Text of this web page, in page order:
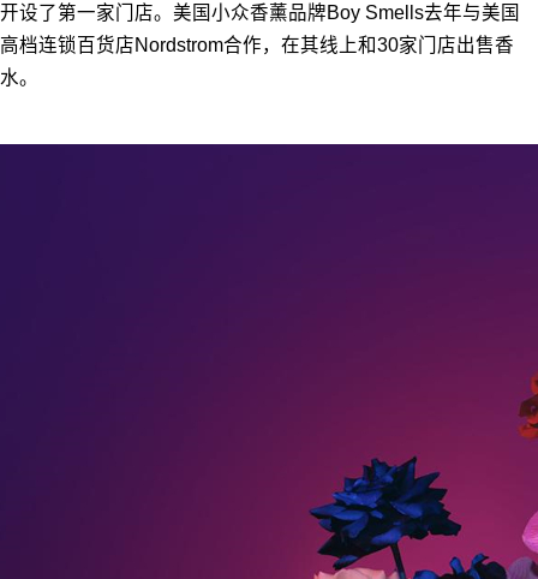
开设了第一家门店。美国小众香薰品牌Boy Smells去年与美国
高档连锁百货店Nordstrom合作，在其线上和30家门店出售香
水。